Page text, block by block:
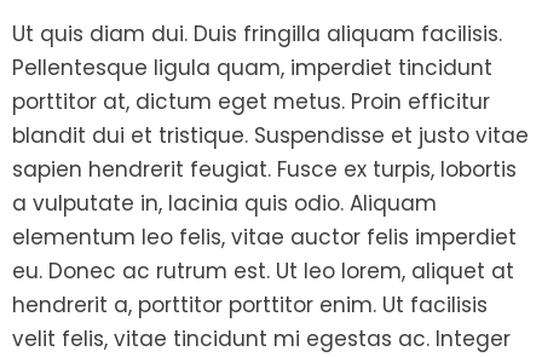
Ut quis diam dui. Duis fringilla aliquam facilisis.
Pellentesque ligula quam, imperdiet tincidunt
porttitor at, dictum eget metus. Proin efficitur
blandit dui et tristique. Suspendisse et justo vitae
sapien hendrerit feugiat. Fusce ex turpis, lobortis
a vulputate in, lacinia quis odio. Aliquam
elementum leo felis, vitae auctor felis imperdiet
eu. Donec ac rutrum est. Ut leo lorem, aliquet at
hendrerit a, porttitor porttitor enim. Ut facilisis
velit felis, vitae tincidunt mi egestas ac. Integer